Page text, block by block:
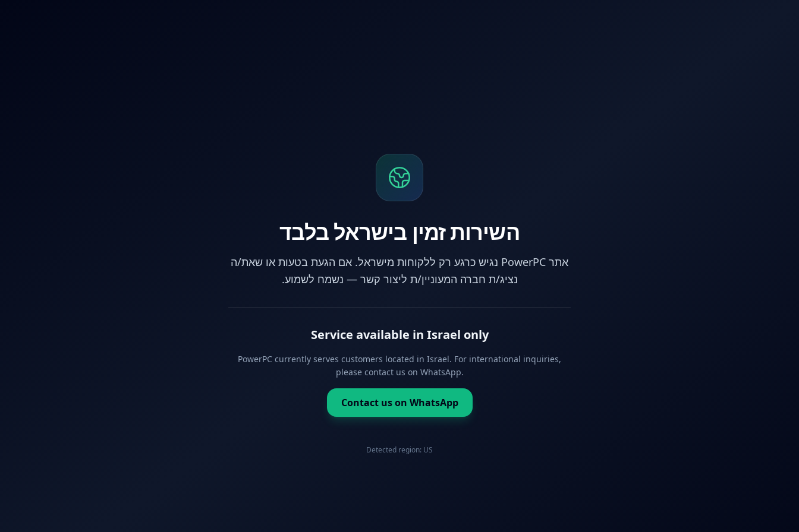
השירות זמין בישראל בלבד
אתר PowerPC נגיש כרגע רק ללקוחות מישראל. אם הגעת בטעות או שאת/ה
נציג/ת חברה המעוניין/ת ליצור קשר — נשמח לשמוע.
Service available in Israel only
PowerPC currently serves customers located in Israel. For international inquiries,
please contact us on WhatsApp.
Contact us on WhatsApp
Detected region: US